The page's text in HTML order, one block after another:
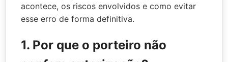
acontece, os riscos envolvidos e como evitar
esse erro de forma definitiva.
1. Por que o porteiro não